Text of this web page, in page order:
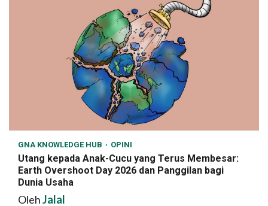
GNA KNOWLEDGE HUB OPINI
Utang kepada Anak-Cucu yang Terus Membesar:
Earth Overshoot Day 2026 dan Panggilan bagi
Dunia Usaha
OlehJalal